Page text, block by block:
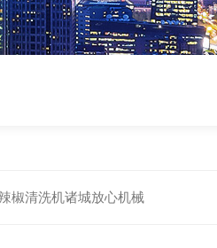
椒清洗机诸城放心机械